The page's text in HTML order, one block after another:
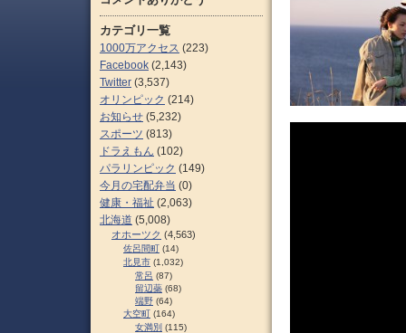
カテゴリ一覧
1000万アクセス (223)
Facebook (2,143)
Twitter (3,537)
オリンピック (214)
お知らせ (5,232)
スポーツ (813)
ドラえもん (102)
パラリンピック (149)
今月の宅配弁当 (0)
健康・福祉 (2,063)
北海道 (5,008)
オホーツク (4,563)
佐呂間町 (14)
北見市 (1,032)
常呂 (87)
留辺蘂 (68)
端野 (64)
大空町 (164)
女満別 (115)